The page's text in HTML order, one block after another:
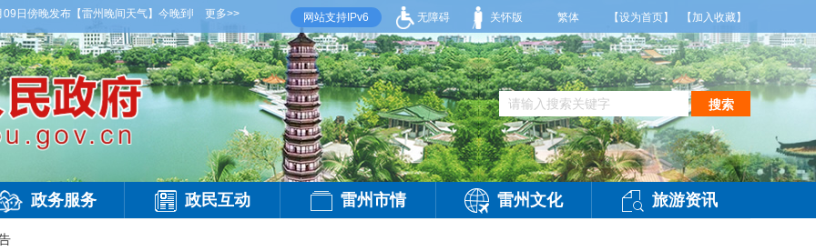
日傍晚发布【雷州晚间天气】今晚到明天白天，多云间晴，有雷阵雨，偏西风3级，气温27到36度，相对湿度55%到95%。雷州市气象台2026年08月09日傍晚发布
更多>> 网站支持IPv6 无障碍 关怀版 繁体 【设为首页】 【加入收藏】
搜索
政务服务 政民互动 雷州市情 雷州文化 旅游资讯